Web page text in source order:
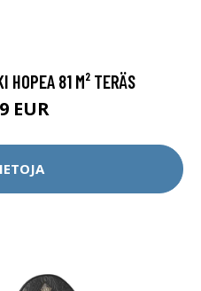
HOPEA 81 M² TERÄS
EUR